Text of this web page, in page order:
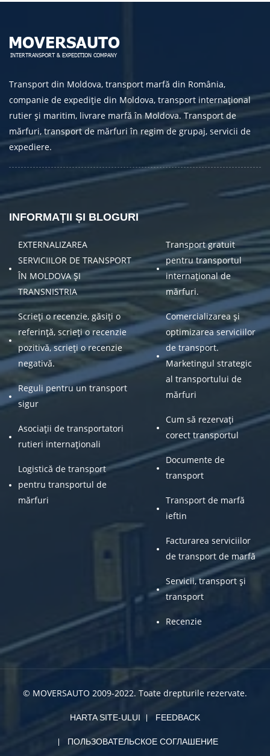
Transport din Moldova, transport marfă din România,
companie de expediție din Moldova, transport internațional
rutier și maritim, livrare marfă în Moldova. Transport de
mărfuri, transport de mărfuri în regim de grupaj, servicii de
expediere.
INFORMAȚII ȘI BLOGURI
EXTERNALIZAREA
SERVICIILOR DE TRANSPORT
ÎN MOLDOVA ȘI
TRANSNISTRIA
Scrieți o recenzie, găsiți o
referință, scrieți o recenzie
pozitivă, scrieți o recenzie
negativă.
Reguli pentru un transport
sigur
Asociații de transportatori
rutieri internaționali
Logistică de transport
pentru transportul de
mărfuri
Transport gratuit
pentru transportul
internațional de
mărfuri.
Comercializarea și
optimizarea serviciilor
de transport.
Marketingul strategic
al transportului de
mărfuri
Cum să rezervați
corect transportul
Documente de
transport
Transport de marfă
ieftin
Facturarea serviciilor
de transport de marfă
Servicii, transport și
transport
Recenzie
© MOVERSAUTO 2009-2022. Toate drepturile rezervate.
HARTA SITE-ULUI FEEDBACK
ПОЛЬЗОВАТЕЛЬСКОЕ СОГЛАШЕНИЕ